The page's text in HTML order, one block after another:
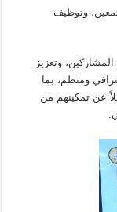
وتوظيف
وتعزيز
ومنظم، بما
عن تمكينهم من